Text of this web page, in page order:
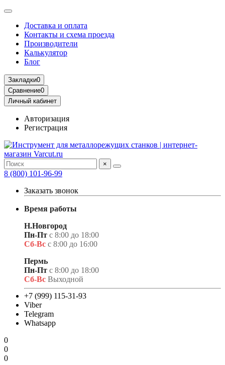
Доставка и оплата
Контакты и схема проезда
Производители
Калькулятор
Блог
Закладки0
Сравнение0
Личный кабинет
Авторизация
Регистрация
×
8 (800) 101-96-99
Заказать звонок
Время работы
Н.Новгород
Пн-Пт с 8:00 до 18:00
Сб-Вс с 8:00 до 16:00
Пермь
Пн-Пт с 8:00 до 18:00
Сб-Вс Выходной
+7 (999) 115-31-93
Viber
Telegram
Whatsapp
0
0
0